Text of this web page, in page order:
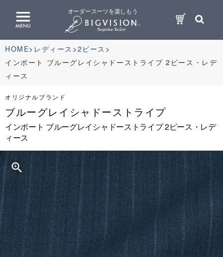
オーダースーツを楽しもう
HOME レディース
2ピース
インポート ブルーグレイシャドーストライプ 2ピース・レデ
ィース
オリジナルブランド
ブルーグレイシャドーストライプ
インポート ブルーグレイシャドーストライプ 2ピース・レデ
ィース
zoom_in